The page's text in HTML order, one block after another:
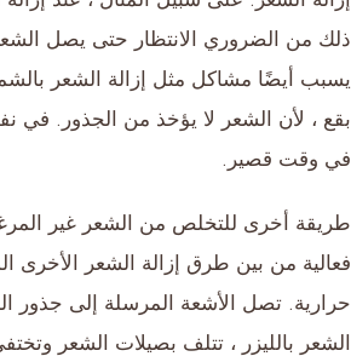
ذلك من الضروري الانتظار حتى يصل
يسبب أيضًا مشاكل مثل إزالة الشعر
بقع ، لأن الشعر لا يؤخذ من الجذور. في
في وقت قصير.
طريقة أخرى للتخلص من الشعر غير
فعالية من بين طرق إزالة الشعر الأخرى
حرارية. تصل الأشعة المرسلة إلى جذور
الشعر بالليزر ، تتلف بصيلات الشعر